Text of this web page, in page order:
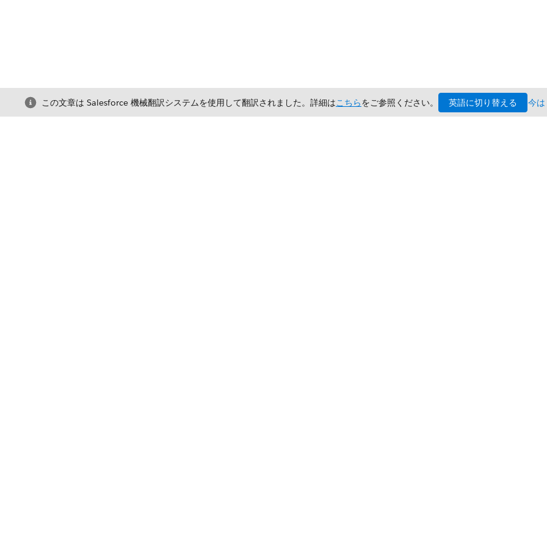
この文章は Salesforce 機械翻訳システムを使用して翻訳されました。詳細はこちらをご参照ください。 英語に切り替える 今